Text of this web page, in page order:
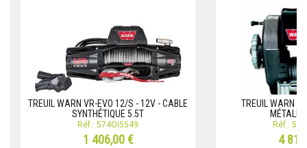
TREUIL WARN VR-EVO 12/S - 12V - CABLE
SYNTHÉTIQUE 5.5T
Réf.: 574OI5549
1 406,00 €
TREUIL WARN
Réf.:
4